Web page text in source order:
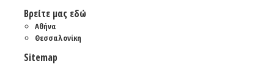
Βρείτε μας εδώ
Αθήνα
Θεσσαλονίκη
Sitemap